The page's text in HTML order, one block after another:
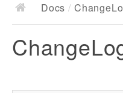
Docs
Documentation
Docs /